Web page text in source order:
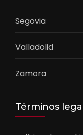
Segovia
Valladolid
Zamora
Términos